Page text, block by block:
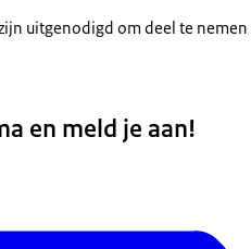
uitgenodigd om deel te
en meld je aan!